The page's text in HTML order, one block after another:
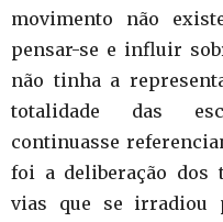
movimento não
pensar-se e influir
não tinha a
totalidade das
continuasse
foi a deliberação dos
vias que se irradiou